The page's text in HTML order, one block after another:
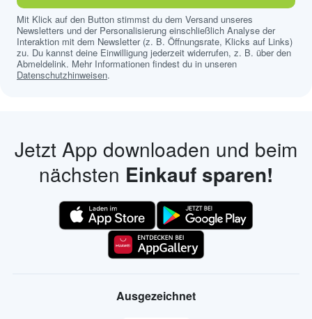
Mit Klick auf den Button stimmst du dem Versand unseres
Newsletters und der Personalisierung einschließlich Analyse der
Interaktion mit dem Newsletter (z. B. Öffnungsrate, Klicks auf Links)
zu. Du kannst deine Einwilligung jederzeit widerrufen, z. B. über den
Abmeldelink. Mehr Informationen findest du in unseren
Datenschutzhinweisen.
Jetzt App downloaden und beim
nächsten Einkauf sparen!
Ausgezeichnet